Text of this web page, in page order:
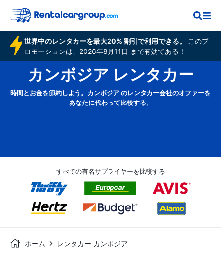
世界中のレンタカーを最大20% 割引で利用できる。
このプ
ロモーションは、2026年8月11日 まで有効である！
カンボジア レンタカー
時間とお金を節約しよう。カンボジア のレンタカー会社のオファーを
あなたに代わって比較する。
すべての有名サプライヤーを比較する
ホーム レンタカー カンボジア